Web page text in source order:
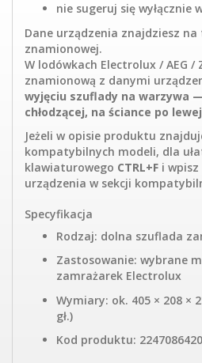
nie sugeruj się wyłącznie
Dane urządzenia znajdziesz na
znamionowej.
W lodówkach Electrolux / AEG
znamionową z danymi
wyjęciu szuflady na warzywa
chłodzącej, na ściance po
Jeżeli w opisie produktu
kompatybilnych modeli, dla
klawiaturowego CTRL+F i
urządzenia w sekcji
Specyfikacja
Rodzaj: dolna szuflada
Zastosowanie: wybrane
zamrażarek Electrolux
Wymiary: ok. 405 × 208 ×
gł.)
Kod produktu: 2247086420